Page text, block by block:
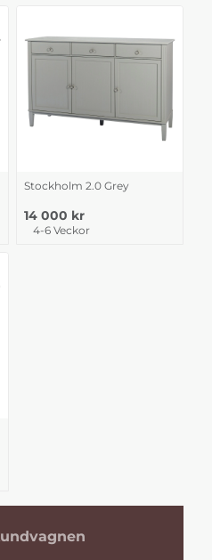
Stockholm 2.0 Grey
14 000 kr
4-6 Veckor